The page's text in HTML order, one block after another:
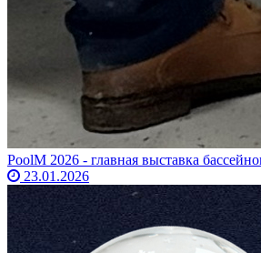
PoolM 2026 - главная выставка
23.01.2026